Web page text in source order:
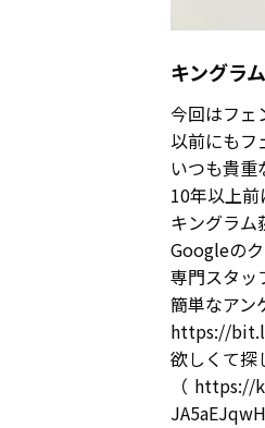
キングラ
今回はフェ
以前にもフ
いつも貴重
10年以上
キングラム
Googleの
専門スタッ
簡単なアン
https://
欲しくて探
（https://